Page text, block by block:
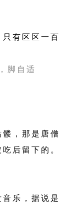
有区区一百
脚自适
，那是唐僧
后留下的。
乐，据说是